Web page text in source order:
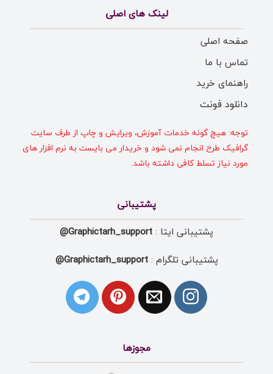
لینک های اصلی
صفحه اصلی
تماس با ما
راهنمای خرید
دانلود فونت
توجه: هیچ گونه خدمات آموزش، ویرایش و چاپ از طرف سایت
گرافیک طرح انجام نمی شود و خریدار می بایست به نرم افزار های
مورد نیاز تسلط کافی داشته باشد.
پشتیبانی
پشتیبانی ایتا : Graphictarh_support@
پشتیبانی تلگرام :Graphictarh_support@
مجوزها